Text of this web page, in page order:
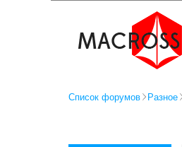
Список форумов Разное